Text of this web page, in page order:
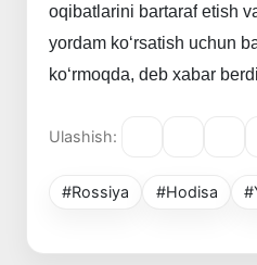
oqibatlarini bartaraf etish
yordam ko‘rsatish uchun
ko‘rmoqda, deb xabar berdi
Ulashish:
#Rossiya #Hodisa